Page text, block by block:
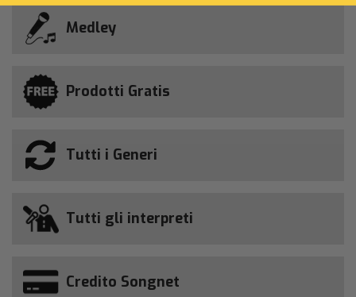
Medley
Prodotti Gratis
Tutti i Generi
Tutti gli interpreti
Credito Songnet